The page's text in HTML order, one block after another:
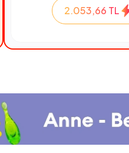
2.053,66 TL